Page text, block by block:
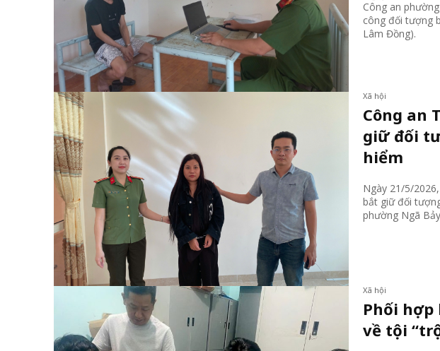
Công an
công đối tượng
Lâm Đồng).
Xã hội
Công an
giữ đối
hiểm
Ngày 21/5/
bắt giữ đối
phường Ngã
Xã hội
Phối
về tội